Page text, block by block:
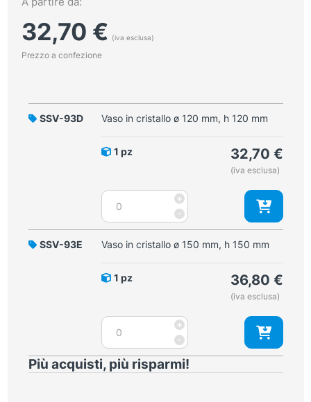
32,70 € (iva esclusa)
Prezzo a confezione
SSV-93D Vaso in cristallo ø 120 mm, h 120 mm
1 pz 32,70 €
(iva esclusa)
-
Vaso
cristallo
ø
h
quantità
+
SSV-93E Vaso in cristallo ø 150 mm, h 150 mm
1 pz 36,80 €
(iva esclusa)
-
Vaso
cristallo
ø
+
Più acquisti, più risparmi!